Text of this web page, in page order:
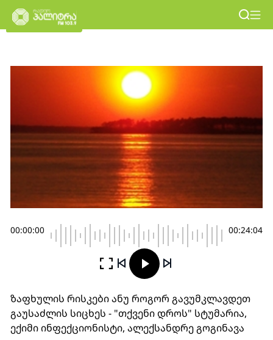
00:00:00 00:24:04
ზაფხულის რისკები ანუ როგორ გავუმკლავდეთ
გაუსაძლის სიცხეს - "თქვენი დროს" სტუმარია,
ექიმი ინფექციონისტი, ალექსანდრე გოგინავა